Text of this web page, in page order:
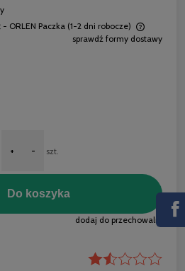
- ORLEN Paczka (1-2 dni robocze)
kosztów płatnościsprawdź formy dostawy
+ - szt.
Do koszyka
dodaj do przechowalni